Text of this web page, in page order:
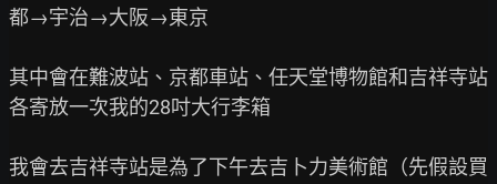
都→宇治→大阪→東京
其中會在難波站、京都車站、任天堂博物館和吉祥寺站
各寄放一次我的28吋大行李箱
我會去吉祥寺站是為了下午去吉卜力美術館（先假設買